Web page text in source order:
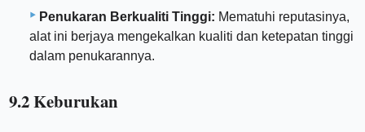
Penukaran Berkualiti Tinggi: Mematuhi reputasinya,
alat ini berjaya mengekalkan kualiti dan ketepatan tinggi
dalam penukarannya.
9.2 Keburukan